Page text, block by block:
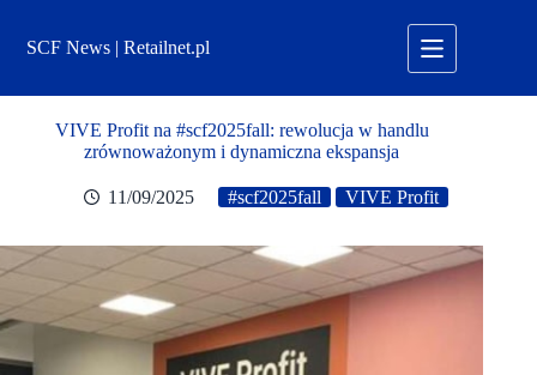
treściSCF News | Retailnet.pl
VIVE Profit na #scf2025fall: rewolucja w handlu
zrównoważonym i dynamiczna ekspansja
11/09/2025 #scf2025fall VIVE Profit